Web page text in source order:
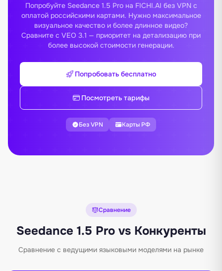
Попробуйте Seedance 1.5 Pro на FICHI.AI без VPN с
оплатой российскими картами. Нужно максимальное
визуальное качество и более длинное видео?
Сравните с VEO 3.1 — приоритет на детализацию при
более высокой стоимости генерации.
Попробовать бесплатно
Посмотреть тарифы
Без VPN Карты РФ
Сравнение
Seedance 1.5 Pro vs Конкуренты
Сравнение с ведущими языковыми моделями на рынке